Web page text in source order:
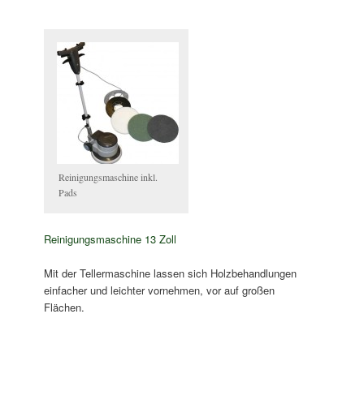
Reinigungsmaschine inkl.
Pads
Reinigungsmaschine 13 Zoll
Mit der Tellermaschine lassen sich Holzbehandlungen
einfacher und leichter vornehmen, vor auf großen
Flächen.